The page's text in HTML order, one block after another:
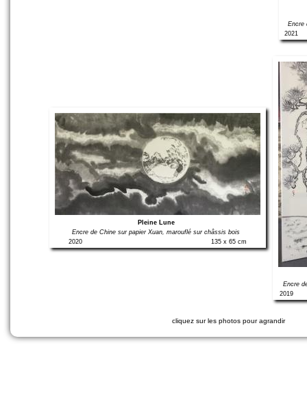
Encre
2021
Pleine Lune
Encre de Chine sur papier Xuan, marouflé sur châssis bois
2020
135 x 65 cm
Encre
2019
cliquez sur les photos pour agrandir